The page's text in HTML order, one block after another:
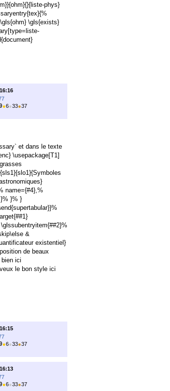
phys}
\gls{exists}
●6●33●37
et dans le texte
\usepackage[T1]
name={#4},%
}% }
&
existentiel}
de beaux
ici
le bon style ici
●6●33●37
●6●33●37